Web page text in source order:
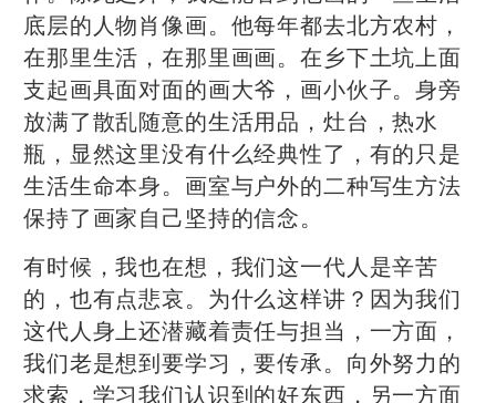
底层的人物肖像画。他每年都去北方农村，
在那里生活，在那里画画。在乡下土坑上面
支起画具面对面的画大爷，画小伙子。身旁
放满了散乱随意的生活用品，灶台，热水
瓶，显然这里没有什么经典性了，有的只是
生活生命本身。画室与户外的二种写生方法
保持了画家自己坚持的信念。
有时候，我也在想，我们这一代人是辛苦
的，也有点悲哀。为什么这样讲？因为我们
这代人身上还潜藏着责任与担当，一方面，
我们老是想到要学习，要传承。向外努力的
求索，学习我们认识到的好东西，另一方面